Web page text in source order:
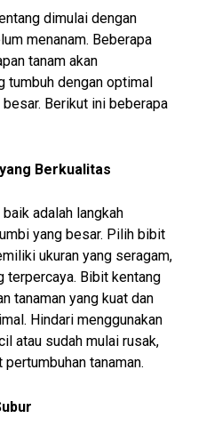
dimulai dengan
menanam. Beberapa
tanam akan
tumbuh dengan optimal
Berikut ini beberapa
Berkualitas
adalah langkah
yang besar. Pilih bibit
ukuran yang seragam,
terpercaya. Bibit kentang
tanaman yang kuat dan
Hindari menggunakan
atau sudah mulai rusak,
tanaman.